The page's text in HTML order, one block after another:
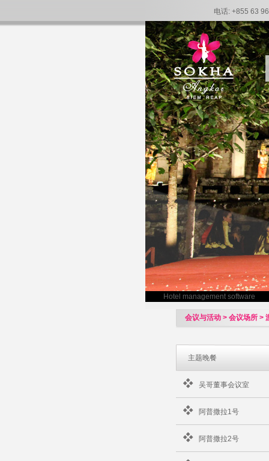
电话: +855 63
Hotel management software
会议与活动 > 会议场所 >
主题晚餐
吴哥董事会议室
阿普撒拉1号
阿普撒拉2号